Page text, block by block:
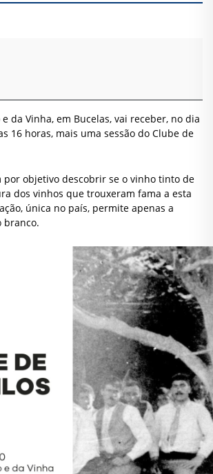
da Vinha, em Bucelas, vai receber, no dia
16 horas, mais uma sessão do Clube de
por objetivo descobrir se o vinho tinto de
dos vinhos que trouxeram fama a esta
única no país, permite apenas a
branco.